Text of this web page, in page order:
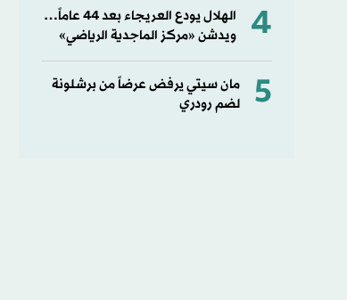
4
الهلال يودع العريجاء بعد 44 عاماً…
ويدشن «مركز الماجدية الرياضي»
5
مان سيتي يرفض عرضاً من برشلونة
لضم رودري